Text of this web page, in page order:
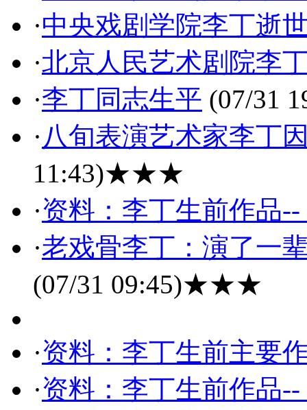
·中央戏剧学院李丁逝
·北京人民艺术剧院李
·李丁同志生平 (07/31
· 八旬表演艺术家李丁
11:43)★★★
·资料：李丁生前作品
·老戏骨李丁：演了一
(07/31 09:45)★★★
·资料：李丁生前主要
·资料：李丁生前作品